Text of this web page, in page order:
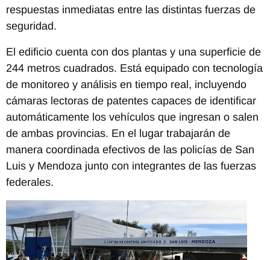
respuestas inmediatas entre las distintas fuerzas de
seguridad.
El edificio cuenta con dos plantas y una superficie de
244 metros cuadrados. Está equipado con tecnología
de monitoreo y análisis en tiempo real, incluyendo
cámaras lectoras de patentes capaces de identificar
automáticamente los vehículos que ingresan o salen
de ambas provincias. En el lugar trabajarán de
manera coordinada efectivos de las policías de San
Luis y Mendoza junto con integrantes de las fuerzas
federales.